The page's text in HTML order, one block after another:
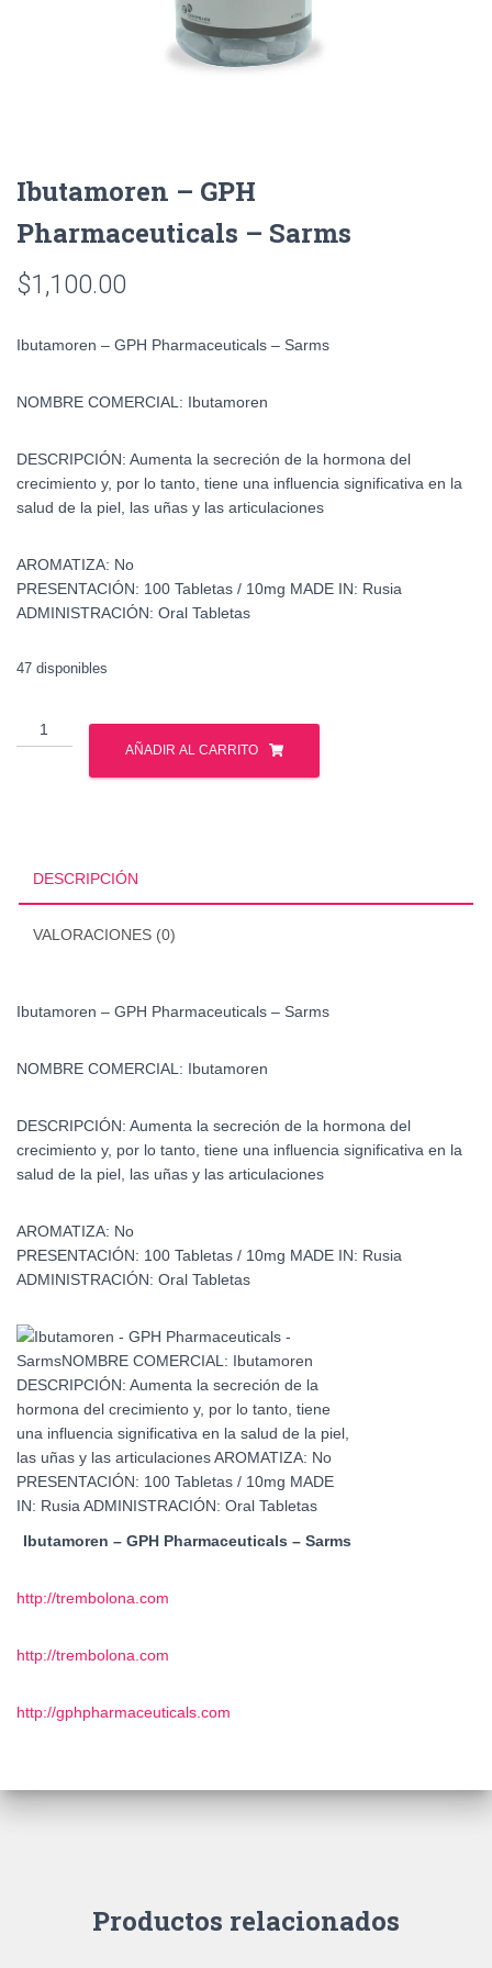
Ibutamoren – GPH
Pharmaceuticals – Sarms
$1,100.00
Ibutamoren – GPH Pharmaceuticals – Sarms
NOMBRE COMERCIAL: Ibutamoren
DESCRIPCIÓN: Aumenta la secreción de la hormona del
crecimiento y, por lo tanto, tiene una influencia significativa en la
salud de la piel, las uñas y las articulaciones
AROMATIZA: No
PRESENTACIÓN: 100 Tabletas / 10mg MADE IN: Rusia
ADMINISTRACIÓN: Oral Tabletas
47 disponibles
Ibutamoren
-
AÑADIR AL CARRITO
DESCRIPCIÓN
VALORACIONES (0)
Ibutamoren – GPH Pharmaceuticals – Sarms
NOMBRE COMERCIAL: Ibutamoren
DESCRIPCIÓN: Aumenta la secreción de la hormona del
crecimiento y, por lo tanto, tiene una influencia significativa en la
salud de la piel, las uñas y las articulaciones
AROMATIZA: No
PRESENTACIÓN: 100 Tabletas / 10mg MADE IN: Rusia
ADMINISTRACIÓN: Oral Tabletas
Ibutamoren – GPH Pharmaceuticals – Sarms
http://trembolona.com
http://trembolona.com
http://gphpharmaceuticals.com
Productos relacionados